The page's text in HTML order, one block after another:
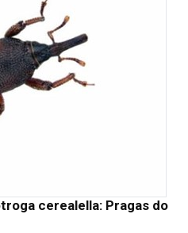
cerealella: Pragas do